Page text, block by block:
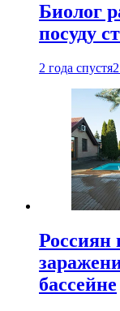
Биолог
посуду
2 года спустя
Россиян
бассейне